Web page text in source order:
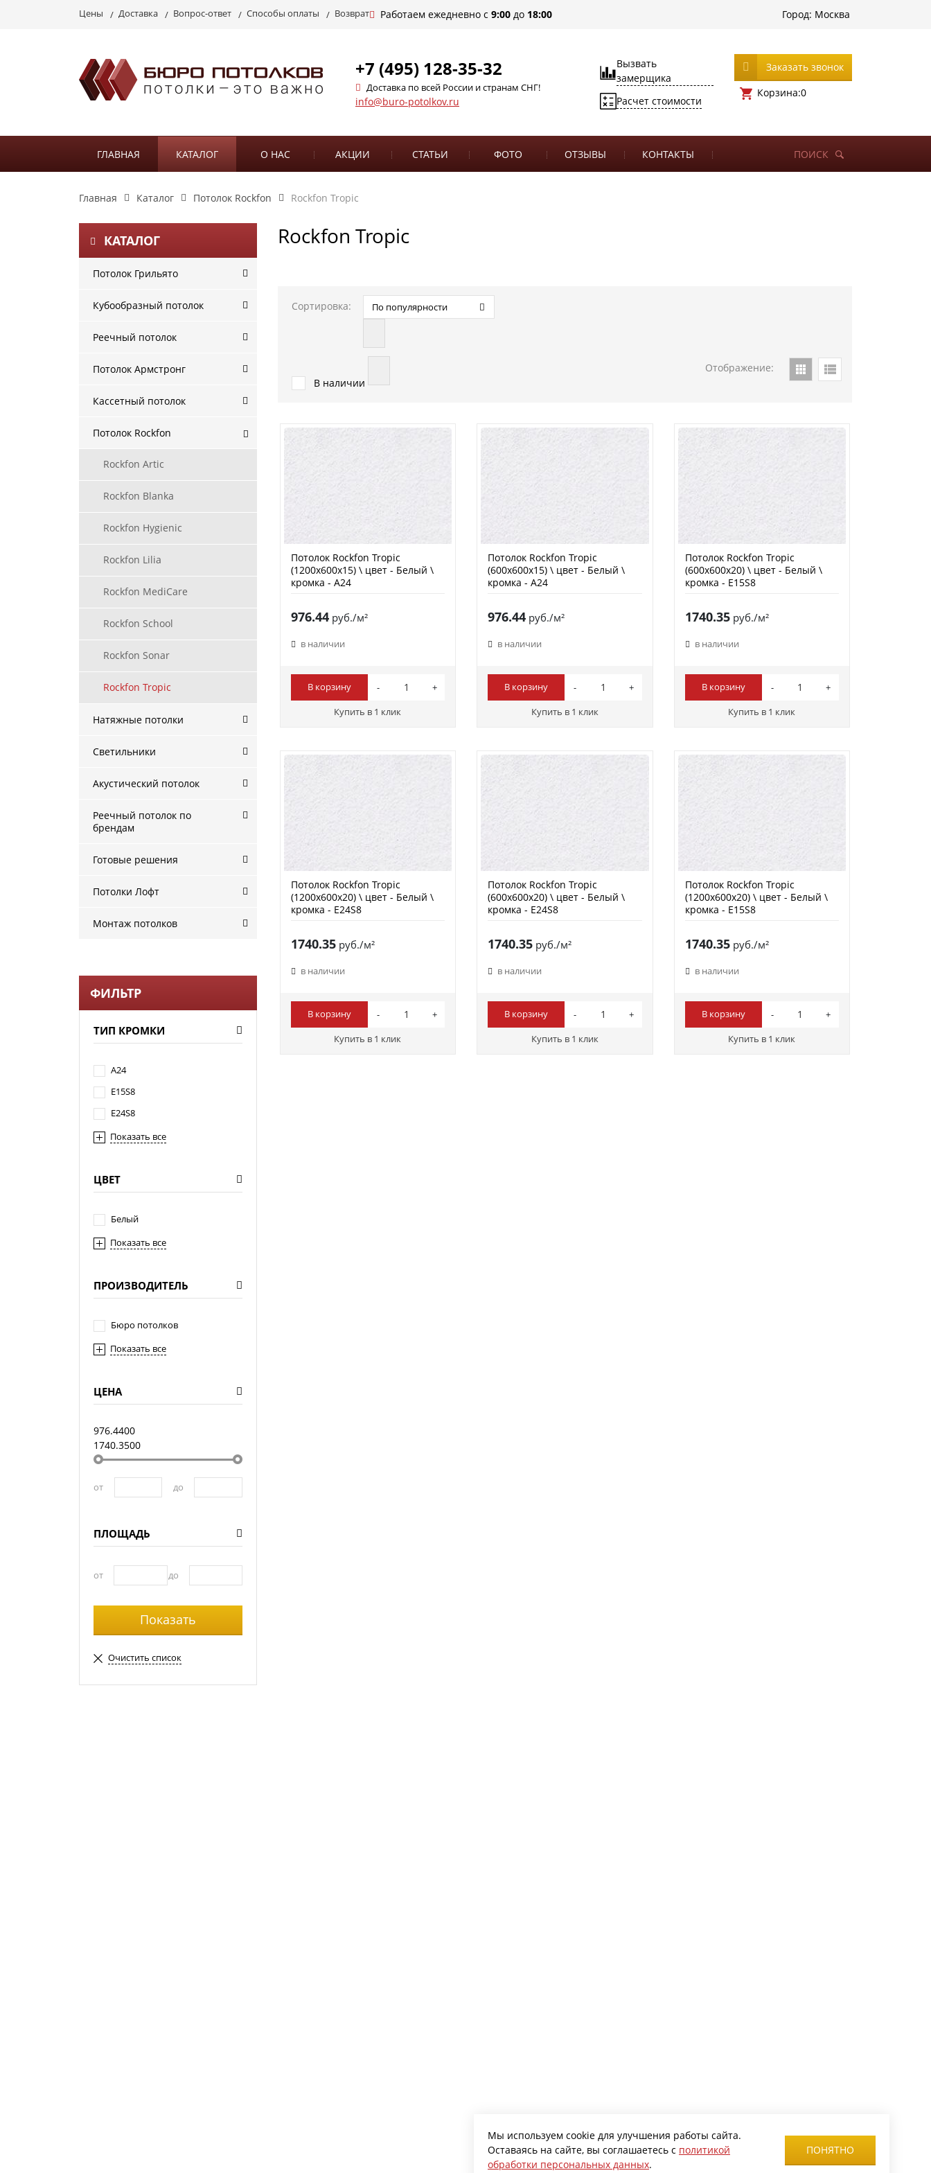
Работаем ежедневно с 9:00 до 18:00 Город: Москва
Цены Доставка Вопрос-ответ Способы оплаты Возврат
+7 (495) 128-35-32
Доставка по всей России и странам СНГ!
info@buro-potolkov.ru
Вызвать
замерщика
Расчет стоимости
Заказать звонок
Корзина:0
ГЛАВНАЯ КАТАЛОГ О НАС АКЦИИ СТАТЬИ ФОТО ОТЗЫВЫ КОНТАКТЫ ПОИСК
Главная Каталог Потолок Rockfon Rockfon Tropic
КАТАЛОГ
Потолок Грильято
Кубообразный потолок
Реечный потолок
Потолок Армстронг
Кассетный потолок
Потолок Rockfon
Rockfon Artic
Rockfon Blanka
Rockfon Hygienic
Rockfon Lilia
Rockfon MediCare
Rockfon School
Rockfon Sonar
Rockfon Tropic
Натяжные потолки
Светильники
Акустический потолок
Реечный потолок по
брендам
Готовые решения
Потолки Лофт
Монтаж потолков
ФИЛЬТР
ТИП КРОМКИ
A24
E15S8
E24S8
Показать все
ЦВЕТ
Белый
Показать все
ПРОИЗВОДИТЕЛЬ
Бюро потолков
Показать все
ЦЕНА
976.4400
1740.3500
от до
ПЛОЩАДЬ
от до
Очистить список
Rockfon Tropic
Сортировка: По популярности
В наличии
Отображение:
Потолок Rockfon Tropic
(1200х600х15) \ цвет - Белый \
кромка - A24
976.44руб./м²
в наличии
В корзину
Купить в 1 клик
Потолок Rockfon Tropic
(600х600х15) \ цвет - Белый \
кромка - A24
976.44 руб./м²
в наличии
В корзину
Купить в 1 клик
Потолок Rockfon Tropic
(600х600х20) \ цвет - Белый \
кромка - E15S8
1740.35руб./м²
в наличии
В корзину
Купить в 1 клик
Потолок Rockfon Tropic
(1200х600х20) \ цвет - Белый \
кромка - E24S8
1740.35руб./м²
в наличии
В корзину
Купить в 1 клик
Потолок Rockfon Tropic
(600х600х20) \ цвет - Белый \
кромка - E24S8
1740.35 руб./м²
в наличии
В корзину
Купить в 1 клик
Потолок Rockfon Tropic
(1200х600х20) \ цвет - Белый \
кромка - E15S8
1740.35руб./м²
в наличии
В корзину
Купить в 1 клик
Мы используем cookie для улучшения работы сайта.
Оставаясь на сайте, вы соглашаетесь с политикой
обработки персональных данных.
ПОНЯТНО